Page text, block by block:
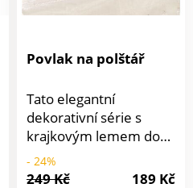
Povlak na polštář
Tato elegantní
dekorativní série s
krajkovým lemem dodá
Vaší pohovce zcela
nový vzhled. Stačí
- 24%
249 Kč 189 Kč